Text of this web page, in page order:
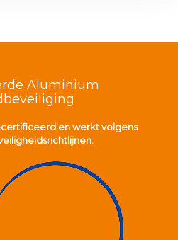
Aluminium
en werkt volgens